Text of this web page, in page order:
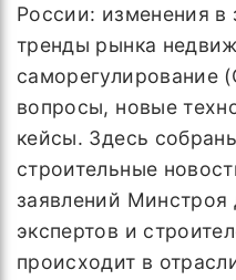
России: изменения в
тренды рынка
саморегулирование
вопросы, новые
кейсы. Здесь
строительные
заявлений
экспертов и
происходит в